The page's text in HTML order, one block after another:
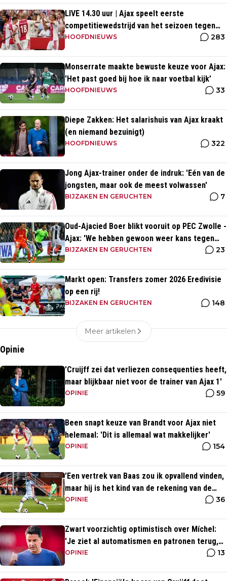
LIVE 14.30 uur | Ajax speelt eerste
competitiewedstrijd van het seizoen tegen
PEC Zwolle
HOOFDNIEUWS 283
Monserrate maakte bewuste keuze voor Ajax:
'Het past goed bij hoe ik naar voetbal kijk’
HOOFDNIEUWS 33
Diepe Zakken: Het salarishuis van Ajax kraakt
(en niemand bezuinigt)
HOOFDNIEUWS 322
Jong Ajax-trainer onder de indruk: 'Eén van de
jongsten, maar ook de meest volwassen'
BIJZAKEN EN GERUCHTEN 7
Oud-Ajacied Boer blikt vooruit op PEC Zwolle -
Ajax: 'We hebben gewoon weer kans tegen
Ajax'
BIJZAKEN EN GERUCHTEN 23
Markt open: Transfers zomer 2026 Eredivisie
op een rij!
BIJZAKEN EN GERUCHTEN 148
Meer artikelen
Opinie
'Cruijff zei dat verliezen consequenties heeft,
maar blijkbaar niet voor de trainer van Ajax 1'
OPINIE 59
Been snapt keuze van Brandt voor Ajax niet
helemaal: 'Dit is allemaal wat makkelijker'
OPINIE 154
'Een vertrek van Baas zou ik opvallend vinden,
maar hij is het kind van de rekening van de
komst van Blind'
OPINIE 36
Zwart voorzichtig optimistisch over Míchel:
'Je ziet al automatismen en patronen terug,
maar...'
OPINIE 13